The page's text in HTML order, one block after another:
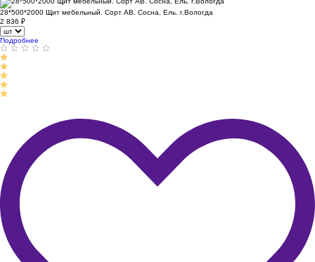
28*500*2000 Щит мебельный. Сорт АВ. Сосна, Ель. г.Вологда
2 836 ₽
Подробнее